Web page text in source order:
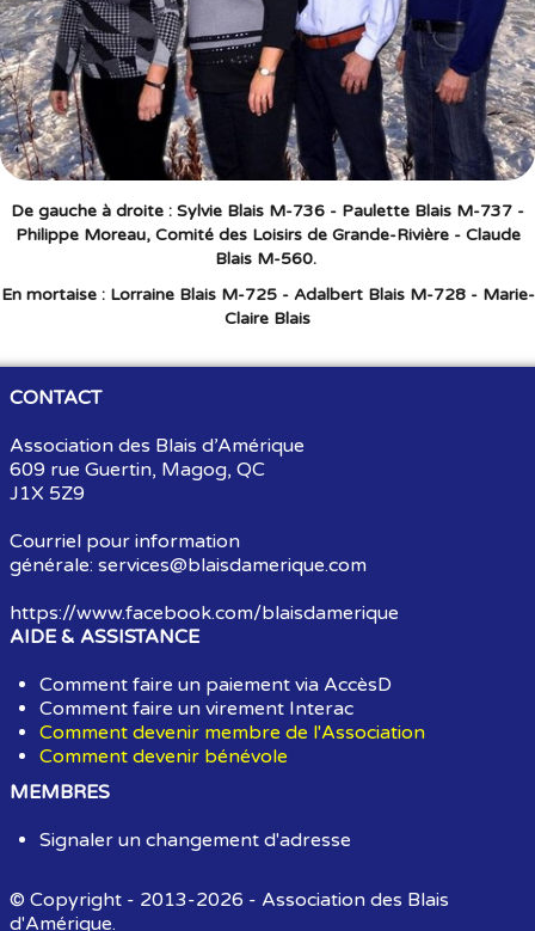
De gauche à droite : Sylvie Blais M-736 - Paulette Blais M-737 -
Philippe Moreau, Comité des Loisirs de Grande-Rivière - Claude
Blais M-560.
En mortaise: Lorraine Blais M-725 - Adalbert Blais M-728 - Marie-
Claire Blais
CONTACT
Association des Blais d’Amérique
609 rue Guertin, Magog, QC
J1X 5Z9
Courriel pour information
générale: services@blaisdamerique.com
https://www.facebook.com/blaisdamerique
AIDE & ASSISTANCE
Comment faire un paiement via AccèsD
Comment faire un virement Interac
Comment devenir membre de l'Association
Comment devenir bénévole
MEMBRES
Signaler un changement d'adresse
© Copyright - 2013-2026 - Association des Blais
d'Amérique.